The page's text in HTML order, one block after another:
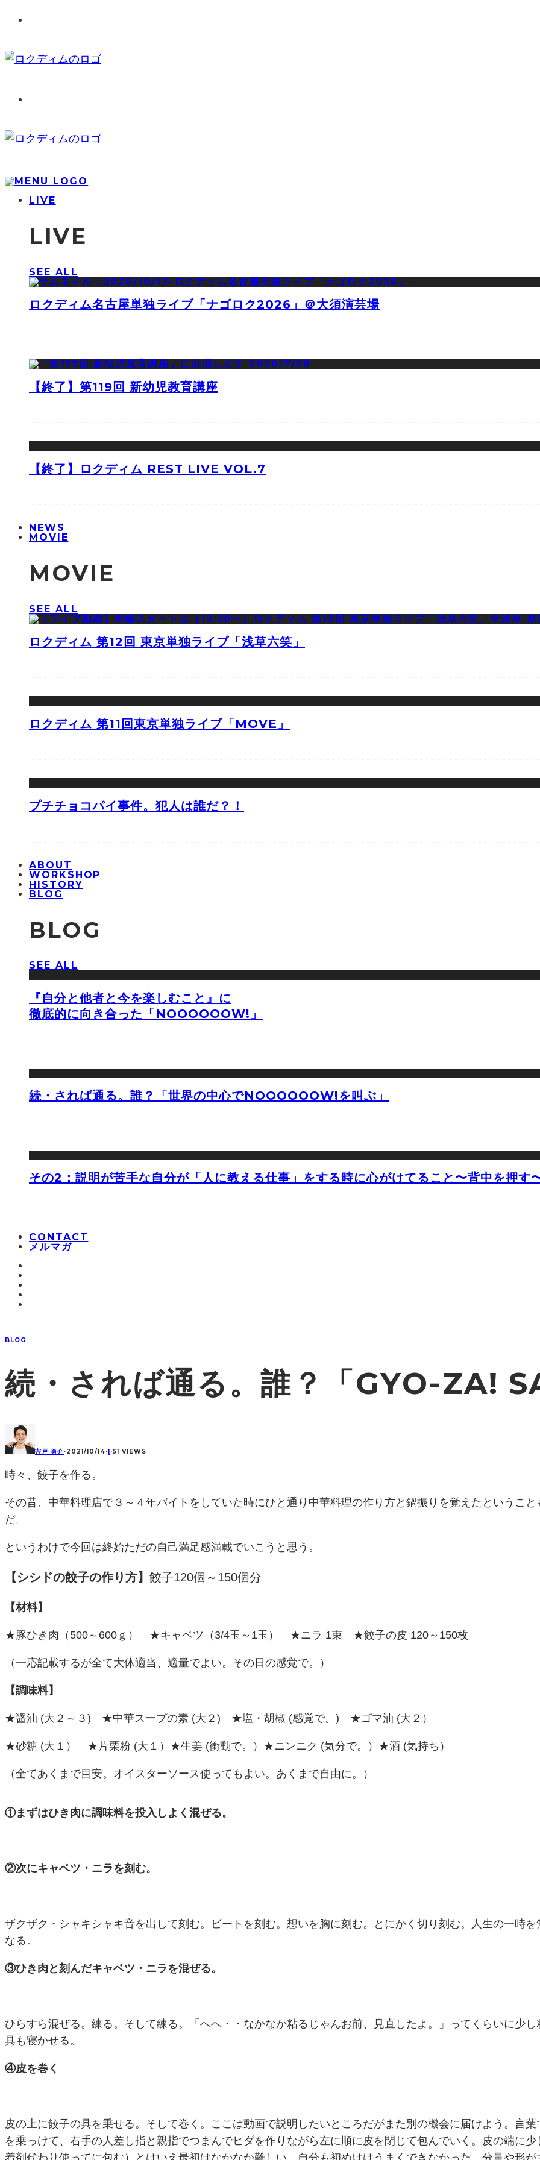
LIVE
LIVE
SEE ALL
ロクディム名古屋単独ライブ「ナゴロク2026」＠大須演芸場
【終了】第119回 新幼児教育講座
【終了】ロクディム REST LIVE VOL.7
NEWS
MOVIE
MOVIE
SEE ALL
ロクディム 第12回 東京単独ライブ「浅草六笑」
ロクディム 第11回東京単独ライブ「MOVE」
プチチョコパイ事件。犯人は誰だ？！
ABOUT
WORKSHOP
HISTORY
BLOG
BLOG
SEE ALL
『自分と他者と今を楽しむこと』に
徹底的に向き合った「NOOOOOOW!」
続・されば通る。誰？「世界の中心でNOOOOOOW!を叫ぶ」
その2：説明が苦手な自分が「人に教える仕事」をする時に心がけてること〜背中を押す
CONTACT
メルマガ
BLOG
続・されば通る。誰？「GYO-ZA!
宍戸 勇介·2021/10/14·1·51 VIEWS
時々、餃子を作る。
その昔、中華料理店で３～４年バイトをしていた時にひと通り中華料理の作り方と鍋振りを覚えたというこ
だ。
というわけで今回は終始ただの自己満足感満載でいこうと思う。
【シシドの餃子の作り方】 餃子120個～150個分
【材料】
★豚ひき肉（500～600ｇ） ★キャベツ（3/4玉～1玉） ★ニラ 1束 ★餃子の皮 120～150枚
（一応記載するが全て大体適当、適量でよい。その日の感覚で。）
【調味料】
★醤油 (大２～３) ★中華スープの素 (大２) ★塩・胡椒 (感覚で。) ★ゴマ油 (大２）
★砂糖 (大１） ★片栗粉 (大１）★生姜 (衝動で。）★ニンニク (気分で。）★酒 (気持ち）
（全てあくまで目安。オイスターソース使ってもよい。あくまで自由に。）
①まずはひき肉に調味料を投入しよく混ぜる。
②次にキャベツ・ニラを刻む。
ザクザク・シャキシャキ音を出して刻む。ビートを刻む。想いを胸に刻む。とにかく切り刻む。人生の一時
なる。
③ひき肉と刻んだキャベツ・ニラを混ぜる。
ひらすら混ぜる。練る。そして練る。「へへ・・なかなか粘るじゃんお前、見直したよ。」ってくらいに少
具も寝かせる。
④皮を巻く
皮の上に餃子の具を乗せる。そして巻く。ここは動画で説明したいところだがまた別の機会に届けよう。言
を乗っけて、右手の人差し指と親指でつまんでヒダを作りながら左に順に皮を閉じて包んでいく。皮の端に
着剤代わり使ってに包む）とはいえ最初はなかなか難しい。自分も初めははうまくできなかった。分量や形